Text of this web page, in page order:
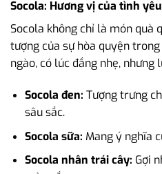
Socola: Hương vị của tình
Socola không chỉ là món quà
tượng của sự hòa quyện
ngào, có lúc đắng nhẹ, nhưng
Socola đen: Tượng trưng
sâu sắc.
Socola sữa: Mang ý nghĩa
Socola nhân trái cây: Gợi